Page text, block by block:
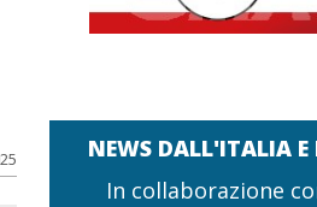
NEWS DALL'ITALIA
In collaborazione